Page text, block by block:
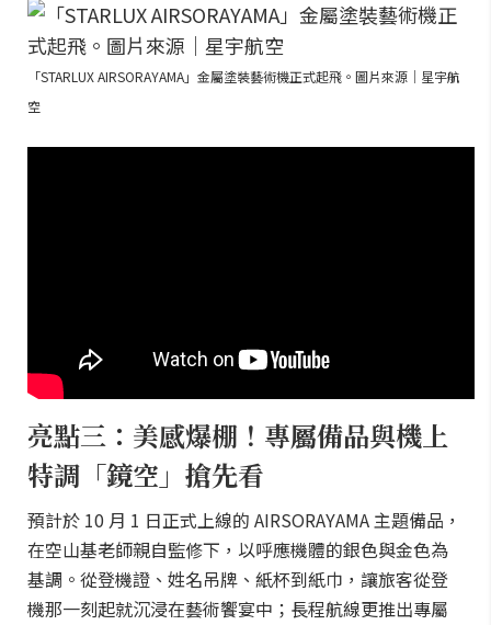
「STARLUX AIRSORAYAMA」金屬塗裝藝術機正式起飛。圖片來源｜星宇航
空
亮點三：美感爆棚！專屬備品與機上
特調「鏡空」搶先看
預計於 10 月 1 日正式上線的 AIRSORAYAMA 主題備品，
在空山基老師親自監修下，以呼應機體的銀色與金色為
基調。從登機證、姓名吊牌、紙杯到紙巾，讓旅客從登
機那一刻起就沉浸在藝術饗宴中；長程航線更推出專屬